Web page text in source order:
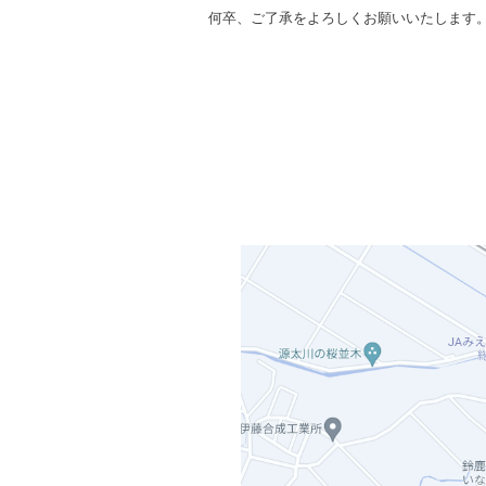
何卒、ご了承をよろしくお願いいたします